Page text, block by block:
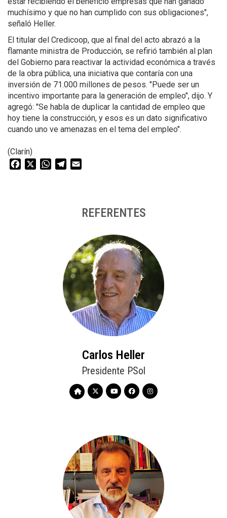
muchísimo y que no han cumplido con sus obligaciones",
señaló Heller.
El titular del Credicoop, que al final del acto abrazó a la
flamante ministra de Producción, se refirió también al plan
del Gobierno para reactivar la actividad económica a través
de la obra pública, una iniciativa que contaría con una
inversión de 71.000 millones de pesos. "Puede ser un
incentivo importante para la generación de empleo", dijo. Y
agregó: "Se habla de duplicar la cantidad de empleo que
hoy tiene la construcción, y esos es un dato significativo
cuando uno ve amenazas en el tema del empleo".
(Clarín)
Facebook WhatsAppTelegram
REFERENTES
Carlos Heller
Presidente PSol